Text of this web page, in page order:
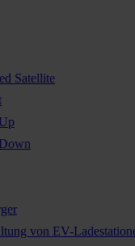
Satellite
von EV-